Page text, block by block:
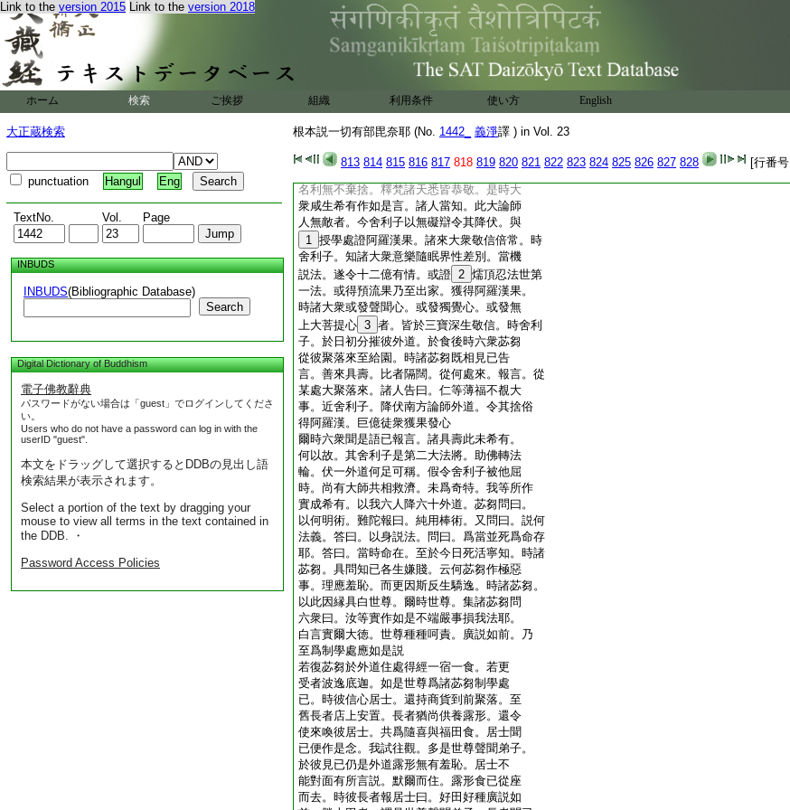
Link to the version 2015 Link to the version 2018
ホーム 検索 ご挨拶 組織 利用条件 使い方 English
大正蔵検索
punctuation Hangul Eng
TextNo. Vol. Page
INBUDS
INBUDS(Bibliographic Database)
Search
Digital Dictionary of Buddhism
電子佛教辭典
パスワードがない場合は「guest」でログインしてくださ
い。
Users who do not have a password can log in with the
userID "guest".
本文をドラッグして選択するとDDBの見出し語
検索結果が表示されます。
Select a portion of the text by dragging your
mouse to view all terms in the text contained in
the DDB. ・
Password Access Policies
根本説一切有部毘奈耶 (No. 1442_ 義淨譯 ) in Vol. 23
813 814 815 816 817 818 819 820 821 822 823 824 825 826 827 828 [行番
竟無勝負。時有百千萬億有情。皆生喜樂。或
有先世善根之所警覺咸來集會。時舍利子
知衆既集。觀時復至。即以深法伏彼外道令
使無言。時彼外道既被屈已。起敬信心。合掌
恭敬作如是白。大徳我願於善説法律而爲
出家。并受圓具成苾芻性。於世尊所而修梵
行。時舍利子即與出家。并受圓具教其法式。
彼便專心自勵斷諸煩惱證阿羅漢。三明六
通具八解脱。得如實知我生已盡。梵行已立。
所作已辦不受後有。心無障礙如手撝空。刀
名利無不棄捨。釋梵諸天悉皆恭敬。是時大
衆咸生希有作如是言。諸人當知。此大論師
人無敵者。今舍利子以無礙辯令其降伏。與
1 授學處證阿羅漢果。諸來大衆敬信倍常。時
舍利子。知諸大衆意樂隨眠界性差別。當機
説法。遂令十二億有情。或證 2 燸頂忍法世第
一法。或得預流果乃至出家。獲得阿羅漢果。
時諸大衆或發聲聞心。或發獨覺心。或發無
上大菩提心 3 者。皆於三寶深生敬信。時舍利
子。於日初分摧彼外道。於食後時六衆苾芻
從彼聚落來至給園。時諸苾芻既相見已告
言。善來具壽。比者隔闊。從何處來。報言。從
某處大聚落來。諸人告曰。仁等薄福不覩大
事。近舍利子。降伏南方論師外道。令其捨俗
得阿羅漢。巨億徒衆獲果發心
爾時六衆聞是語已報言。諸具壽此未希有。
何以故。其舍利子是第二大法將。助佛轉法
輪。伏一外道何足可稱。假令舍利子被他屈
時。尚有大師共相救濟。未爲奇特。我等所作
實成希有。以我六人降六十外道。苾芻問曰。
以何明術。難陀報曰。純用棒術。又問曰。説何
法義。答曰。以身説法。問曰。爲當並死爲命存
耶。答曰。當時命在。至於今日死活寧知。時諸
苾芻。具問知已各生嫌賤。云何苾芻作極惡
事。理應羞恥。而更因斯反生驕逸。時諸苾芻。
以此因縁具白世尊。爾時世尊。集諸苾芻問
六衆曰。汝等實作如是不端嚴事損我法耶。
白言實爾大徳。世尊種種呵責。廣説如前。乃
至爲制學處應如是説
若復苾芻於外道住處得經一宿一食。若更
受者波逸底迦。如是世尊爲諸苾芻制學處
已。時彼信心居士。還持商貨到前聚落。至
舊長者店上安置。長者猶尚供養露形。還令
使來喚彼居士。共爲隨喜與福田食。居士聞
已便作是念。我試往觀。多是世尊聲聞弟子。
於彼見已仍是外道露形無有羞恥。居士不
能對面有所言説。默爾而住。露形食已從座
而去。時彼長者報居士曰。好田好種廣説如